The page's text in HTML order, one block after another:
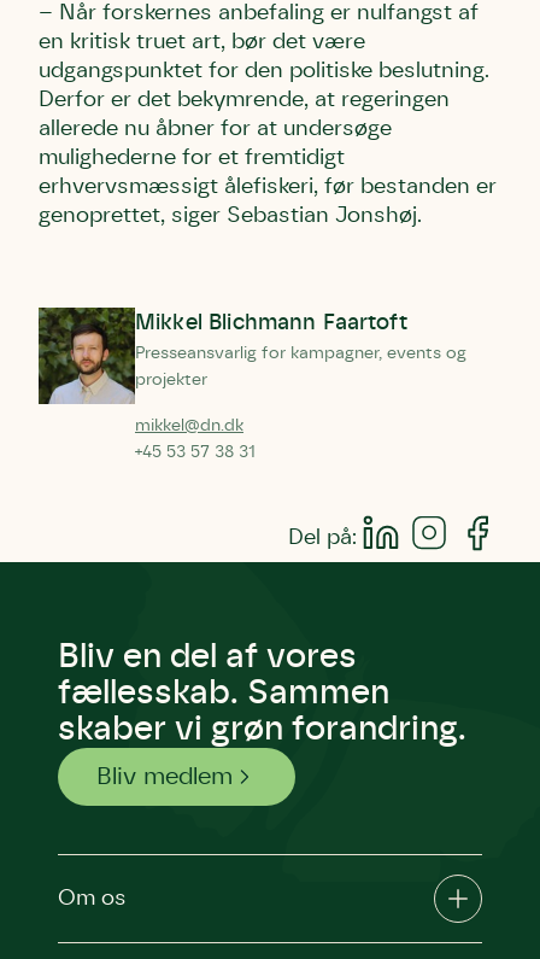
– Når forskernes anbefaling er nulfangst af
en kritisk truet art, bør det være
udgangspunktet for den politiske beslutning.
Derfor er det bekymrende, at regeringen
allerede nu åbner for at undersøge
mulighederne for et fremtidigt
erhvervsmæssigt ålefiskeri, før bestanden er
genoprettet, siger Sebastian Jonshøj.
Mikkel Blichmann Faartoft
Presseansvarlig for kampagner, events og
projekter
mikkel@dn.dk
+45 53 57 38 31
Del på:
Bliv en del af vores
fællesskab. Sammen
skaber vi grøn forandring.
Bliv medlem
Om os